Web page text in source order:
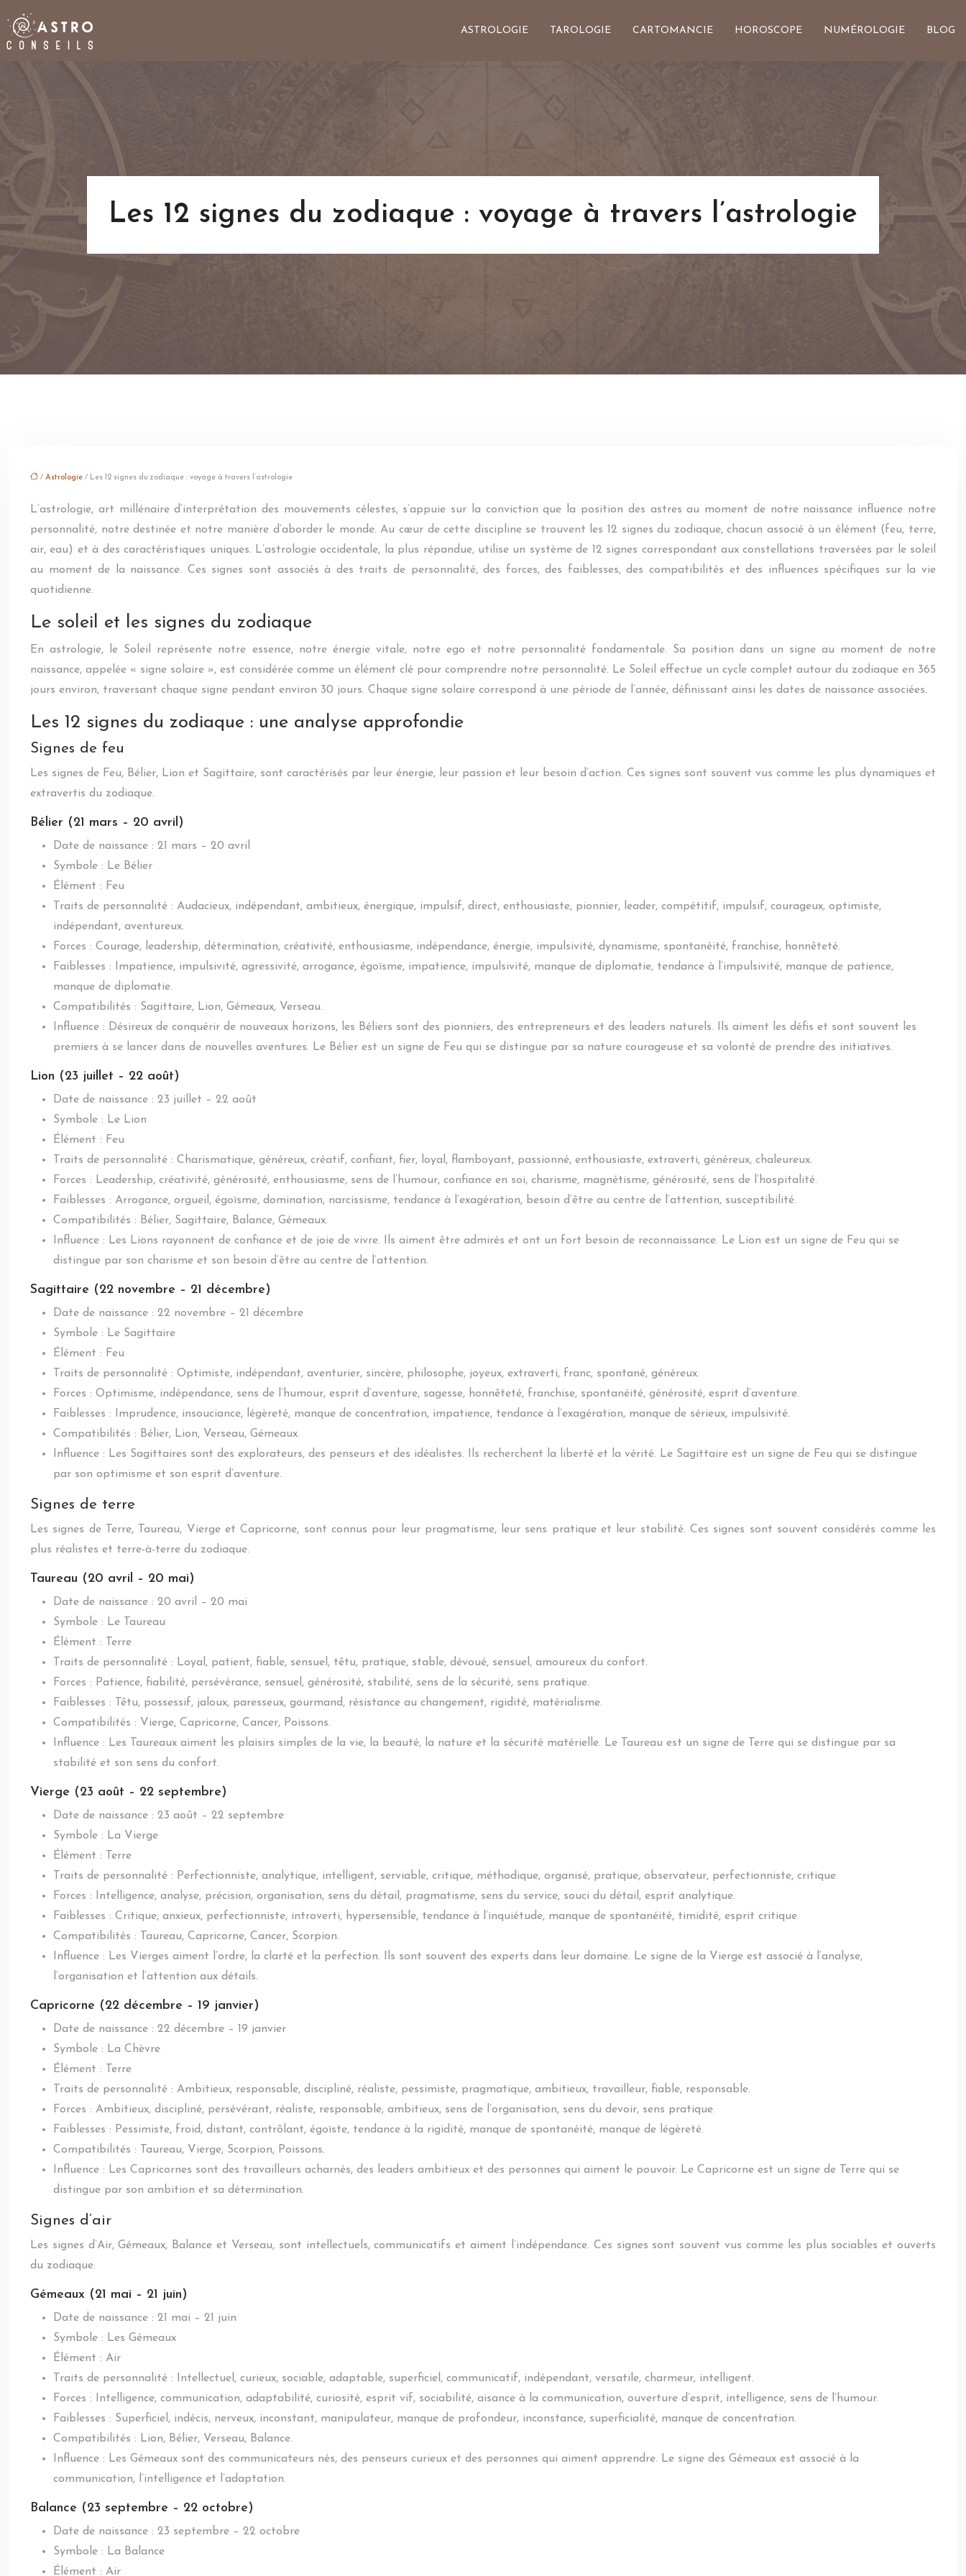
ASTROLOGIE TAROLOGIE CARTOMANCIE HOROSCOPE NUMÉROLOGIE BLOG
Les 12 signes du zodiaque : voyage à travers l’astrologie
/ Astrologie / Les 12 signes du zodiaque : voyage à travers l’astrologie
L’astrologie, art millénaire d’interprétation des mouvements célestes, s’appuie sur la conviction que la position des astres au moment de notre naissance influence notre
personnalité, notre destinée et notre manière d’aborder le monde. Au cœur de cette discipline se trouvent les 12 signes du zodiaque, chacun associé à un élément (feu, terre,
air, eau) et à des caractéristiques uniques. L’astrologie occidentale, la plus répandue, utilise un système de 12 signes correspondant aux constellations traversées par le soleil
au moment de la naissance. Ces signes sont associés à des traits de personnalité, des forces, des faiblesses, des compatibilités et des influences spécifiques sur la vie
quotidienne.
Le soleil et les signes du zodiaque
En astrologie, le Soleil représente notre essence, notre énergie vitale, notre ego et notre personnalité fondamentale. Sa position dans un signe au moment de notre
naissance, appelée « signe solaire », est considérée comme un élément clé pour comprendre notre personnalité. Le Soleil effectue un cycle complet autour du zodiaque en 365
jours environ, traversant chaque signe pendant environ 30 jours. Chaque signe solaire correspond à une période de l’année, définissant ainsi les dates de naissance associées.
Les 12 signes du zodiaque : une analyse approfondie
Signes de feu
Les signes de Feu, Bélier, Lion et Sagittaire, sont caractérisés par leur énergie, leur passion et leur besoin d’action. Ces signes sont souvent vus comme les plus dynamiques et
extravertis du zodiaque.
Bélier (21 mars – 20 avril)
Date de naissance : 21 mars – 20 avril
Symbole : Le Bélier
Élément : Feu
Traits de personnalité : Audacieux, indépendant, ambitieux, énergique, impulsif, direct, enthousiaste, pionnier, leader, compétitif, impulsif, courageux, optimiste,
indépendant, aventureux.
Forces : Courage, leadership, détermination, créativité, enthousiasme, indépendance, énergie, impulsivité, dynamisme, spontanéité, franchise, honnêteté.
Faiblesses : Impatience, impulsivité, agressivité, arrogance, égoïsme, impatience, impulsivité, manque de diplomatie, tendance à l’impulsivité, manque de patience,
manque de diplomatie.
Compatibilités : Sagittaire, Lion, Gémeaux, Verseau.
Influence : Désireux de conquérir de nouveaux horizons, les Béliers sont des pionniers, des entrepreneurs et des leaders naturels. Ils aiment les défis et sont souvent les
premiers à se lancer dans de nouvelles aventures. Le Bélier est un signe de Feu qui se distingue par sa nature courageuse et sa volonté de prendre des initiatives.
Lion (23 juillet – 22 août)
Date de naissance : 23 juillet – 22 août
Symbole : Le Lion
Élément : Feu
Traits de personnalité : Charismatique, généreux, créatif, confiant, fier, loyal, flamboyant, passionné, enthousiaste, extraverti, généreux, chaleureux.
Forces : Leadership, créativité, générosité, enthousiasme, sens de l’humour, confiance en soi, charisme, magnétisme, générosité, sens de l’hospitalité.
Faiblesses : Arrogance, orgueil, égoïsme, domination, narcissisme, tendance à l’exagération, besoin d’être au centre de l’attention, susceptibilité.
Compatibilités : Bélier, Sagittaire, Balance, Gémeaux.
Influence : Les Lions rayonnent de confiance et de joie de vivre. Ils aiment être admirés et ont un fort besoin de reconnaissance. Le Lion est un signe de Feu qui se
distingue par son charisme et son besoin d’être au centre de l’attention.
Sagittaire (22 novembre – 21 décembre)
Date de naissance : 22 novembre – 21 décembre
Symbole : Le Sagittaire
Élément : Feu
Traits de personnalité : Optimiste, indépendant, aventurier, sincère, philosophe, joyeux, extraverti, franc, spontané, généreux.
Forces : Optimisme, indépendance, sens de l’humour, esprit d’aventure, sagesse, honnêteté, franchise, spontanéité, générosité, esprit d’aventure.
Faiblesses : Imprudence, insouciance, légèreté, manque de concentration, impatience, tendance à l’exagération, manque de sérieux, impulsivité.
Compatibilités : Bélier, Lion, Verseau, Gémeaux.
Influence : Les Sagittaires sont des explorateurs, des penseurs et des idéalistes. Ils recherchent la liberté et la vérité. Le Sagittaire est un signe de Feu qui se distingue
par son optimisme et son esprit d’aventure.
Signes de terre
Les signes de Terre, Taureau, Vierge et Capricorne, sont connus pour leur pragmatisme, leur sens pratique et leur stabilité. Ces signes sont souvent considérés comme les
plus réalistes et terre-à-terre du zodiaque.
Taureau (20 avril – 20 mai)
Date de naissance : 20 avril – 20 mai
Symbole : Le Taureau
Élément : Terre
Traits de personnalité : Loyal, patient, fiable, sensuel, têtu, pratique, stable, dévoué, sensuel, amoureux du confort.
Forces : Patience, fiabilité, persévérance, sensuel, générosité, stabilité, sens de la sécurité, sens pratique.
Faiblesses : Têtu, possessif, jaloux, paresseux, gourmand, résistance au changement, rigidité, matérialisme.
Compatibilités : Vierge, Capricorne, Cancer, Poissons.
Influence : Les Taureaux aiment les plaisirs simples de la vie, la beauté, la nature et la sécurité matérielle. Le Taureau est un signe de Terre qui se distingue par sa
stabilité et son sens du confort.
Vierge (23 août – 22 septembre)
Date de naissance : 23 août – 22 septembre
Symbole : La Vierge
Élément : Terre
Traits de personnalité : Perfectionniste, analytique, intelligent, serviable, critique, méthodique, organisé, pratique, observateur, perfectionniste, critique.
Forces : Intelligence, analyse, précision, organisation, sens du détail, pragmatisme, sens du service, souci du détail, esprit analytique.
Faiblesses : Critique, anxieux, perfectionniste, introverti, hypersensible, tendance à l’inquiétude, manque de spontanéité, timidité, esprit critique.
Compatibilités : Taureau, Capricorne, Cancer, Scorpion.
Influence : Les Vierges aiment l’ordre, la clarté et la perfection. Ils sont souvent des experts dans leur domaine. Le signe de la Vierge est associé à l’analyse,
l’organisation et l’attention aux détails.
Capricorne (22 décembre – 19 janvier)
Date de naissance : 22 décembre – 19 janvier
Symbole : La Chèvre
Élément : Terre
Traits de personnalité : Ambitieux, responsable, discipliné, réaliste, pessimiste, pragmatique, ambitieux, travailleur, fiable, responsable.
Forces : Ambitieux, discipliné, persévérant, réaliste, responsable, ambitieux, sens de l’organisation, sens du devoir, sens pratique.
Faiblesses : Pessimiste, froid, distant, contrôlant, égoïste, tendance à la rigidité, manque de spontanéité, manque de légèreté.
Compatibilités : Taureau, Vierge, Scorpion, Poissons.
Influence : Les Capricornes sont des travailleurs acharnés, des leaders ambitieux et des personnes qui aiment le pouvoir. Le Capricorne est un signe de Terre qui se
distingue par son ambition et sa détermination.
Signes d’air
Les signes d’Air, Gémeaux, Balance et Verseau, sont intellectuels, communicatifs et aiment l’indépendance. Ces signes sont souvent vus comme les plus sociables et ouverts
du zodiaque.
Gémeaux (21 mai – 21 juin)
Date de naissance : 21 mai – 21 juin
Symbole : Les Gémeaux
Élément : Air
Traits de personnalité : Intellectuel, curieux, sociable, adaptable, superficiel, communicatif, indépendant, versatile, charmeur, intelligent.
Forces : Intelligence, communication, adaptabilité, curiosité, esprit vif, sociabilité, aisance à la communication, ouverture d’esprit, intelligence, sens de l’humour.
Faiblesses : Superficiel, indécis, nerveux, inconstant, manipulateur, manque de profondeur, inconstance, superficialité, manque de concentration.
Compatibilités : Lion, Bélier, Verseau, Balance.
Influence : Les Gémeaux sont des communicateurs nés, des penseurs curieux et des personnes qui aiment apprendre. Le signe des Gémeaux est associé à la
communication, l’intelligence et l’adaptation.
Balance (23 septembre – 22 octobre)
Date de naissance : 23 septembre – 22 octobre
Symbole : La Balance
Élément : Air